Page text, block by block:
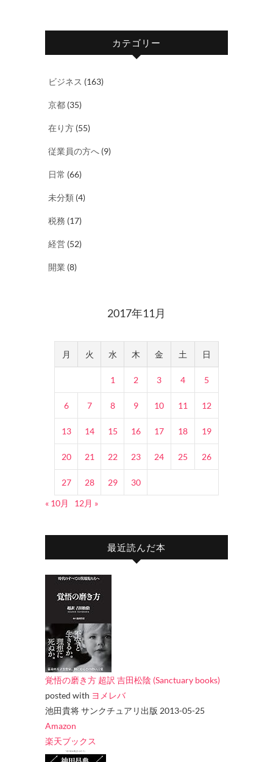
カテゴリー
ビジネス (163)
京都 (35)
在り方 (55)
従業員の方へ (9)
日常 (66)
未分類 (4)
税務 (17)
経営 (52)
開業 (8)
2017年11月
月 火 水 木 金 土 日
1 2 3 4 5
6 7 8 9 10 11 12
13 14 15 16 17 18 19
20 21 22 23 24 25 26
27 28 29
30
« 10月
12月 »
最近読んだ本
覚悟の磨き方 超訳 吉田松陰 (Sanctuary books)
posted with ヨメレバ
池田貴将 サンクチュアリ出版 2013-05-25
Amazon
楽天ブックス